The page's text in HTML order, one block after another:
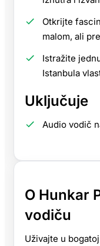
Otkrijte
malom, ali
Istražite
Istanbula
Uključuje
Audio vodič
O Hunkar
vodiču
Uživajte u